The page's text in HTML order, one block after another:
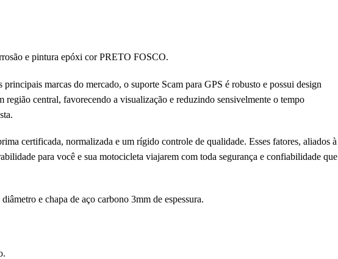
e pintura epóxi cor PRETO FOSCO.
marcas do mercado, o suporte Scam para GPS é robusto e possui design
central, favorecendo a visualização e reduzindo sensivelmente o tempo
certificada, normalizada e um rígido controle de qualidade. Esses fatores, aliados à
para você e sua motocicleta viajarem com toda segurança e confiabilidade que
e chapa de aço carbono 3mm de espessura.